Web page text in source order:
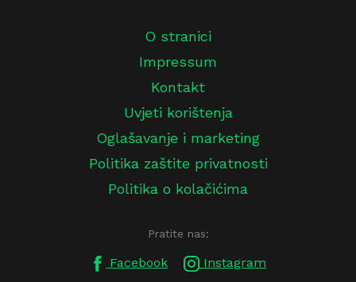
O stranici
Impressum
Kontakt
Uvjeti korištenja
Oglašavanje i marketing
Politika zaštite privatnosti
Politika o kolačićima
Pratite nas:
Facebook Instagram